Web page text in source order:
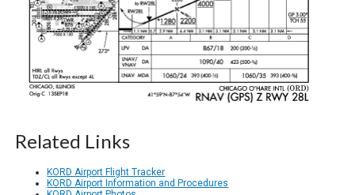
Related Links
KORD Airport Flight Tracker
KORD Airport Information and Procedures